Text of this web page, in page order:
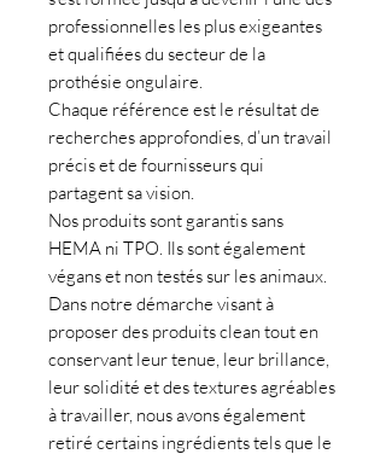
professionnelles les plus exigeantes
et qualifiées du secteur de la
prothésie ongulaire.
Chaque référence est le résultat de
recherches approfondies, d’un travail
précis et de fournisseurs qui
partagent sa vision.
Nos produits sont garantis sans
HEMA ni TPO. Ils sont également
végans et non testés sur les animaux.
Dans notre démarche visant à
proposer des produits clean tout en
conservant leur tenue, leur brillance,
leur solidité et des textures agréables
à travailler, nous avons également
retiré certains ingrédients tels que le